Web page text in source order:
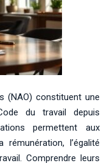
(NAO) constituent une
du travail depuis
permettent aux
l’égalité
Comprendre leurs